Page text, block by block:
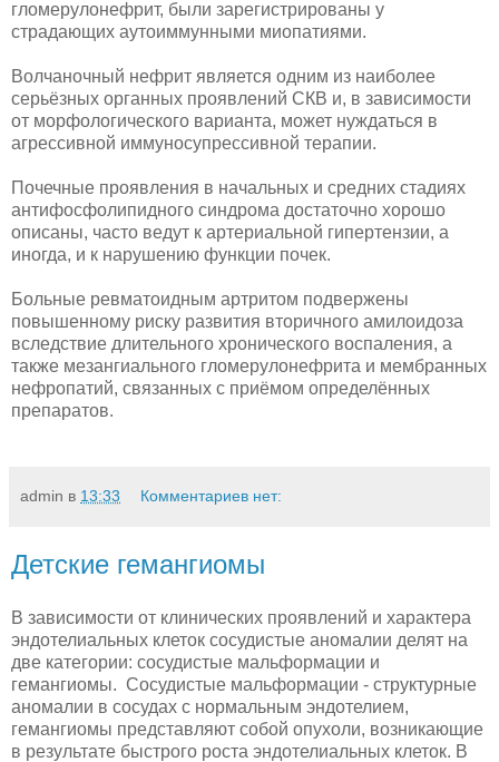
гломерулонефрит, были зарегистрированы у
страдающих аутоиммунными миопатиями.
Волчаночный нефрит является одним из наиболее
серьёзных органных проявлений СКВ и, в зависимости
от морфологического варианта, может нуждаться в
агрессивной иммуносупрессивной терапии.
Почечные проявления в начальных и средних стадиях
антифосфолипидного синдрома достаточно хорошо
описаны, часто ведут к артериальной гипертензии, а
иногда, и к нарушению функции почек.
Больные ревматоидным артритом подвержены
повышенному риску развития вторичного амилоидоза
вследствие длительного хронического воспаления, а
также мезангиального гломерулонефрита и мембранных
нефропатий, связанных с приёмом определённых
препаратов.
admin в 13:33 Комментариев нет:
Детские гемангиомы
В зависимости от клинических проявлений и характера
эндотелиальных клеток сосудистые аномалии делят на
две категории: сосудистые мальформации и
гемангиомы. Сосудистые мальформации - структурные
аномалии в сосудах с нормальным эндотелием,
гемангиомы представляют собой опухоли, возникающие
в результате быстрого роста эндотелиальных клеток. В